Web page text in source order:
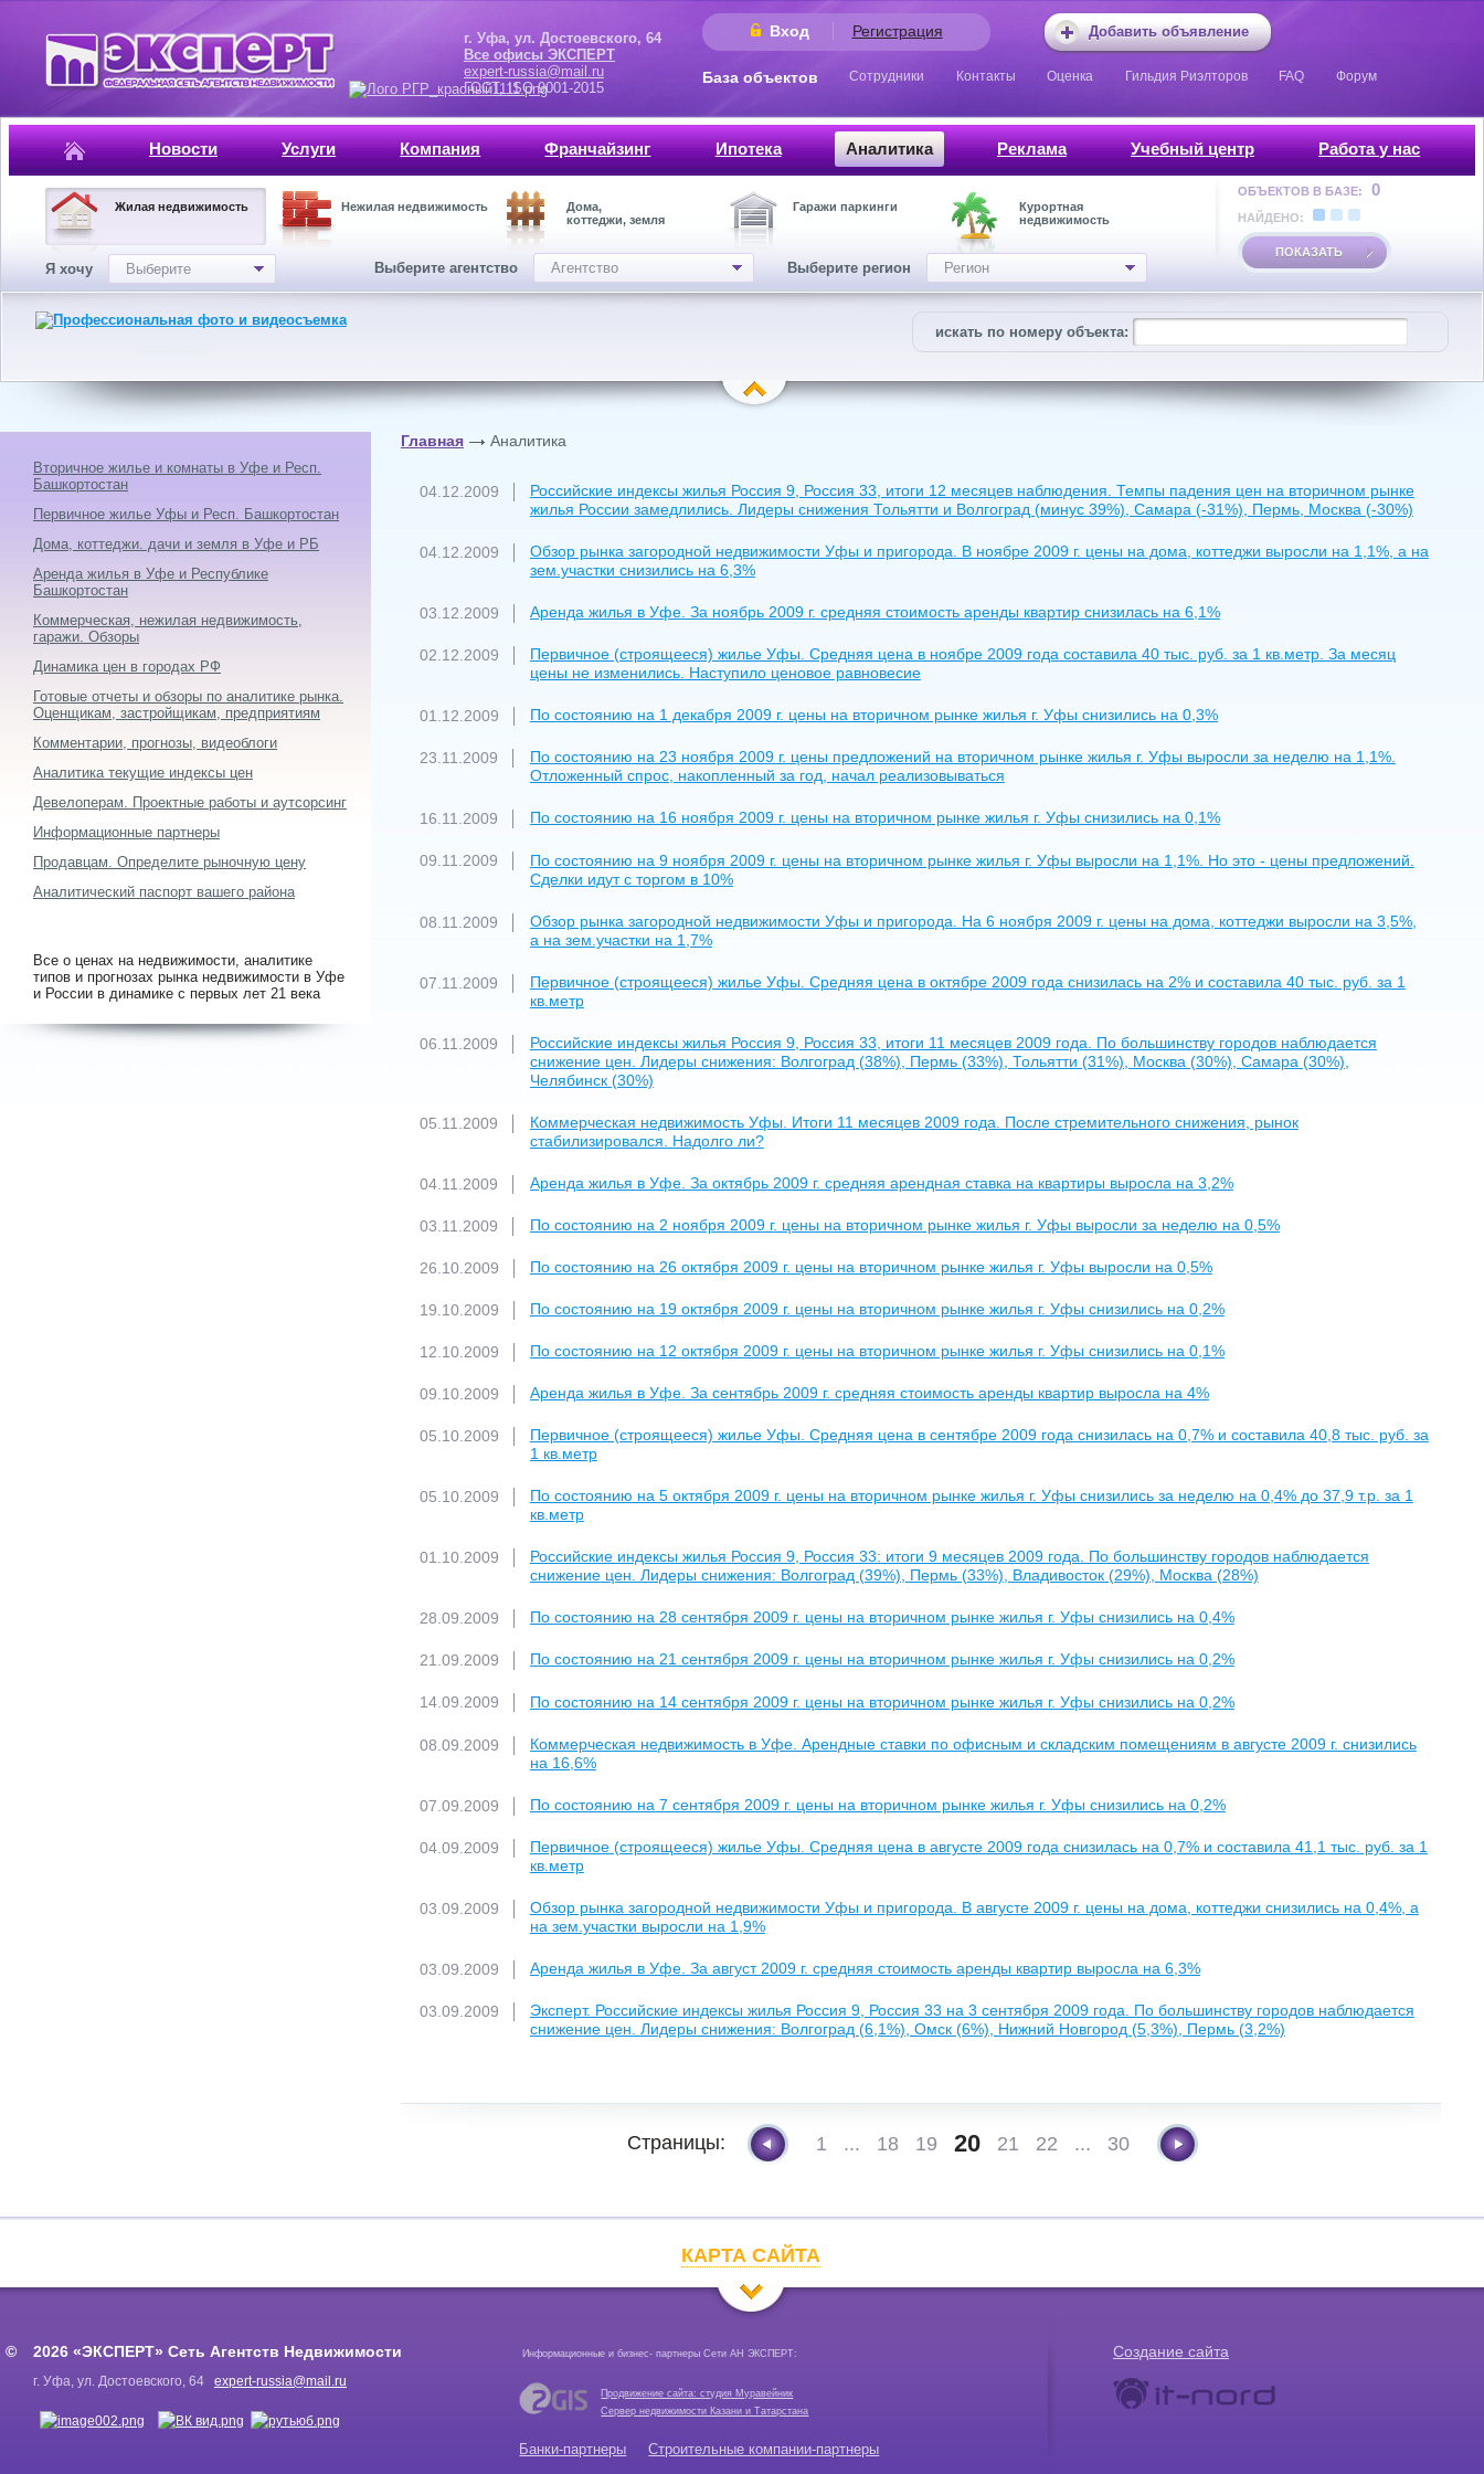
Добавить объявление
Вход Регистрация
г. Уфа, ул. Достоевского, 64
Все офисы ЭКСПЕРТ
expert-russia@mail.ru
ГОСТ, ISO 9001-2015
База объектов Сотрудники Контакты Оценка Гильдия Риэлторов FAQ Форум
Новости Услуги Компания Франчайзинг Ипотека Аналитика Реклама Учебный центр Работа у нас
Жилая недвижимость Нежилая недвижимость
Дома,
коттеджи, земля
Гаражи паркинги
Курортная
недвижимость
Я хочу Выберите Выберите агентство Агентство Выберите регион Регион
ОБЪЕКТОВ В БАЗЕ: 0
НАЙДЕНО:
ПОКАЗАТЬ
искать по номеру объекта:
Главная Аналитика
04.12.2009
Российские индексы жилья Россия 9, Россия 33, итоги 12 месяцев наблюдения. Темпы падения цен на вторичном рынке
жилья России замедлились. Лидеры снижения Тольятти и Волгоград (минус 39%), Самара (-31%), Пермь, Москва (-30%)
04.12.2009
Обзор рынка загородной недвижимости Уфы и пригорода. В ноябре 2009 г. цены на дома, коттеджи выросли на 1,1%, а на
зем.участки снизились на 6,3%
03.12.2009 Аренда жилья в Уфе. За ноябрь 2009 г. средняя стоимость аренды квартир снизилась на 6,1%
02.12.2009
Первичное (строящееся) жилье Уфы. Средняя цена в ноябре 2009 года составила 40 тыс. руб. за 1 кв.метр. За месяц
цены не изменились. Наступило ценовое равновесие
01.12.2009 По состоянию на 1 декабря 2009 г. цены на вторичном рынке жилья г. Уфы снизились на 0,3%
23.11.2009
По состоянию на 23 ноября 2009 г. цены предложений на вторичном рынке жилья г. Уфы выросли за неделю на 1,1%.
Отложенный спрос, накопленный за год, начал реализовываться
16.11.2009 По состоянию на 16 ноября 2009 г. цены на вторичном рынке жилья г. Уфы снизились на 0,1%
09.11.2009
По состоянию на 9 ноября 2009 г. цены на вторичном рынке жилья г. Уфы выросли на 1,1%. Но это - цены предложений.
Сделки идут с торгом в 10%
08.11.2009
Обзор рынка загородной недвижимости Уфы и пригорода. На 6 ноября 2009 г. цены на дома, коттеджи выросли на 3,5%,
а на зем.участки на 1,7%
07.11.2009
Первичное (строящееся) жилье Уфы. Средняя цена в октябре 2009 года снизилась на 2% и составила 40 тыс. руб. за 1
кв.метр
06.11.2009
Российские индексы жилья Россия 9, Россия 33, итоги 11 месяцев 2009 года. По большинству городов наблюдается
снижение цен. Лидеры снижения: Волгоград (38%), Пермь (33%), Тольятти (31%), Москва (30%), Самара (30%),
Челябинск (30%)
05.11.2009
Коммерческая недвижимость Уфы. Итоги 11 месяцев 2009 года. После стремительного снижения, рынок
стабилизировался. Надолго ли?
04.11.2009 Аренда жилья в Уфе. За октябрь 2009 г. средняя арендная ставка на квартиры выросла на 3,2%
03.11.2009 По состоянию на 2 ноября 2009 г. цены на вторичном рынке жилья г. Уфы выросли за неделю на 0,5%
26.10.2009 По состоянию на 26 октября 2009 г. цены на вторичном рынке жилья г. Уфы выросли на 0,5%
19.10.2009 По состоянию на 19 октября 2009 г. цены на вторичном рынке жилья г. Уфы снизились на 0,2%
12.10.2009 По состоянию на 12 октября 2009 г. цены на вторичном рынке жилья г. Уфы снизились на 0,1%
09.10.2009 Аренда жилья в Уфе. За сентябрь 2009 г. средняя стоимость аренды квартир выросла на 4%
05.10.2009
Первичное (строящееся) жилье Уфы. Средняя цена в сентябре 2009 года снизилась на 0,7% и составила 40,8 тыс. руб. за
1 кв.метр
05.10.2009
По состоянию на 5 октября 2009 г. цены на вторичном рынке жилья г. Уфы снизились за неделю на 0,4% до 37,9 т.р. за 1
кв.метр
01.10.2009
Российские индексы жилья Россия 9, Россия 33: итоги 9 месяцев 2009 года. По большинству городов наблюдается
снижение цен. Лидеры снижения: Волгоград (39%), Пермь (33%), Владивосток (29%), Москва (28%)
28.09.2009 По состоянию на 28 сентября 2009 г. цены на вторичном рынке жилья г. Уфы снизились на 0,4%
21.09.2009 По состоянию на 21 сентября 2009 г. цены на вторичном рынке жилья г. Уфы снизились на 0,2%
14.09.2009 По состоянию на 14 сентября 2009 г. цены на вторичном рынке жилья г. Уфы снизились на 0,2%
08.09.2009
Коммерческая недвижимость в Уфе. Арендные ставки по офисным и складским помещениям в августе 2009 г. снизились
на 16,6%
07.09.2009 По состоянию на 7 сентября 2009 г. цены на вторичном рынке жилья г. Уфы снизились на 0,2%
04.09.2009
Первичное (строящееся) жилье Уфы. Средняя цена в августе 2009 года снизилась на 0,7% и составила 41,1 тыс. руб. за 1
кв.метр
03.09.2009
Обзор рынка загородной недвижимости Уфы и пригорода. В августе 2009 г. цены на дома, коттеджи снизились на 0,4%, а
на зем.участки выросли на 1,9%
03.09.2009 Аренда жилья в Уфе. За август 2009 г. средняя стоимость аренды квартир выросла на 6,3%
03.09.2009
Эксперт. Российские индексы жилья Россия 9, Россия 33 на 3 сентября 2009 года. По большинству городов наблюдается
снижение цен. Лидеры снижения: Волгоград (6,1%), Омск (6%), Нижний Новгород (5,3%), Пермь (3,2%)
Страницы: 1 ... 18 19 20 21 22 ... 30
Вторичное жилье и комнаты в Уфе и Респ.
Башкортостан
Первичное жилье Уфы и Респ. Башкортостан
Дома, коттеджи. дачи и земля в Уфе и РБ
Аренда жилья в Уфе и Республике
Башкортостан
Коммерческая, нежилая недвижимость,
гаражи. Обзоры
Динамика цен в городах РФ
Готовые отчеты и обзоры по аналитике рынка.
Оценщикам, застройщикам, предприятиям
Комментарии, прогнозы, видеоблоги
Аналитика текущие индексы цен
Девелоперам. Проектные работы и аутсорсинг
Информационные партнеры
Продавцам. Определите рыночную цену
Аналитический паспорт вашего района
Все о ценах на недвижимости, аналитике
типов и прогнозах рынка недвижимости в Уфе
и России в динамике с первых лет 21 века
КАРТА САЙТА
Информационные и бизнес- партнеры Сети АН ЭКСПЕРТ:
Продвижение сайта: студия Муравейник
Сервер недвижимости Казани и Татарстана
Банки-партнеры Строительные компании-партнеры
2026 «ЭКСПЕРТ» Сеть Агентств Недвижимости
г. Уфа, ул. Достоевского, 64 expert-russia@mail.ru
Создание сайта